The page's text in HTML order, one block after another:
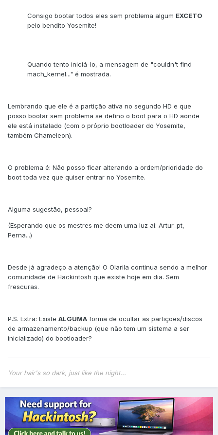
Consigo bootar todos eles sem problema algum EXCETO
pelo bendito Yosemite!
Quando tento iniciá-lo, a mensagem de "couldn't find
mach_kernel..." é mostrada.
Lembrando que ele é a partição ativa no segundo HD e que
posso bootar sem problema se defino o boot para o HD aonde
ele está instalado (com o próprio bootloader do Yosemite,
também Chameleon).
O problema é: Não posso ficar alterando a ordem/prioridade do
boot toda vez que quiser entrar no Yosemite.
Alguma sugestão, pessoal?
(Esperando que os mestres me deem uma luz aí: Artur_pt,
Perna...)
Desde já agradeço a atenção! O Olarila continua sendo a melhor
comunidade de Hackintosh que existe hoje em dia. Sem
frescuras.
P.S. Extra: Existe ALGUMA forma de ocultar as partições/discos
de armazenamento/backup (que não tem um sistema a ser
inicializado) do bootloader?
Your hair's so dark, just like the night...